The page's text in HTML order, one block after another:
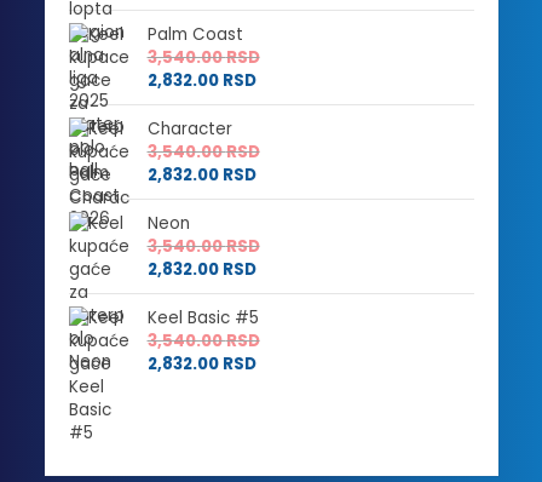
Palm Coast
3,540.00RSD
2,832.00 RSD
Character
3,540.00RSD
2,832.00 RSD
Neon
3,540.00RSD
2,832.00 RSD
Keel Basic #5
3,540.00RSD
2,832.00 RSD